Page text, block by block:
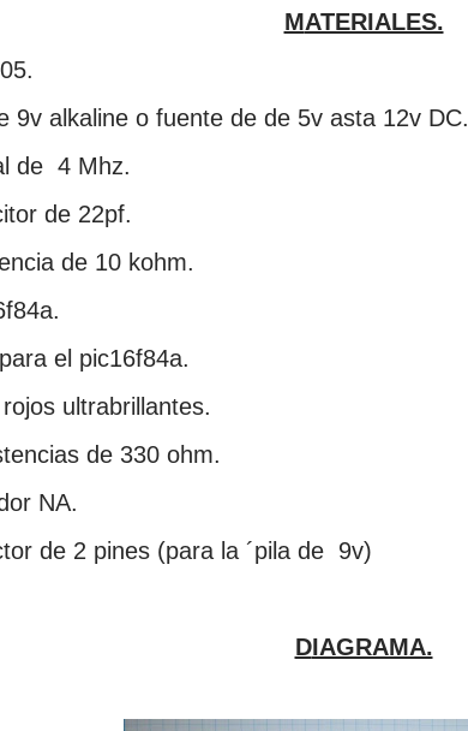
MATERIALES.
9v alkaline o fuente de de 5v asta 12v DC.
de 4 Mhz.
de 22pf.
de 10 kohm.
el pic16f84a.
ultrabrillantes.
de 330 ohm.
NA.
de 2 pines (para la ´pila de 9v)
DIAGRAMA.